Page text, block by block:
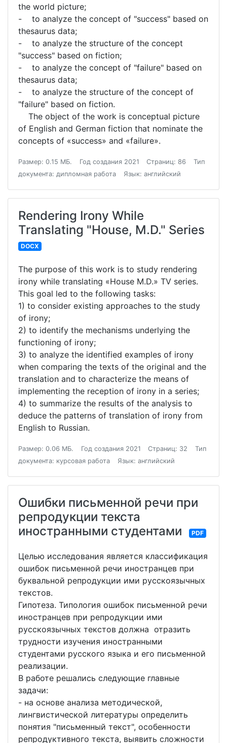
the world picture;
- to analyze the concept of "success" based on
thesaurus data;
- to analyze the structure of the concept
"success" based on fiction;
- to analyze the concept of "failure" based on
thesaurus data;
- to analyze the structure of the concept of
"failure" based on fiction.
The object of the work is conceptual picture
of English and German fiction that nominate the
concepts of «success» and «failure».
Размер: 0.15 МБ. Год создания 2021 Страниц: 86
Тип
документа: дипломная работа
Язык: английский
Rendering Irony While
Translating "House, M.D." Series
DOCX
The purpose of this work is to study rendering
irony while translating «House M.D.» TV series.
This goal led to the following tasks:
1) to consider existing approaches to the study
of irony;
2) to identify the mechanisms underlying the
functioning of irony;
3) to analyze the identified examples of irony
when comparing the texts of the original and the
translation and to characterize the means of
implementing the reception of irony in a series;
4) to summarize the results of the analysis to
deduce the patterns of translation of irony from
English to Russian.
Размер: 0.06 МБ. Год создания 2021 Страниц: 32
Тип
документа: курсовая работа
Язык: английский
Ошибки письменной речи при
репродукции текста
иностранными студентами
PDF
Целью исследования является классификация
ошибок письменной речи иностранцев при
буквальной репродукции ими русскоязычных
текстов.
Гипотеза. Типология ошибок письменной речи
иностранцев при репродукции ими
русскоязычных текстов должна отразить
трудности изучения иностранными
студентами русского языка и его письменной
реализации.
В работе решались следующие главные
задачи:
- на основе анализа методической,
лингвистической литературы определить
понятия "письменный текст", особенности
репродуктивного текста, выявить сложности